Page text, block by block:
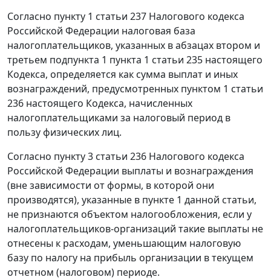
Согласно пункту 1 статьи 237 Налогового кодекса
Российской Федерации налоговая база
налогоплательщиков, указанных в абзацах втором и
третьем подпункта 1 пункта 1 статьи 235 настоящего
Кодекса, определяется как сумма выплат и иных
вознаграждений, предусмотренных пунктом 1 статьи
236 настоящего Кодекса, начисленных
налогоплательщиками за налоговый период в
пользу физических лиц.
Согласно пункту 3 статьи 236 Налогового кодекса
Российской Федерации выплаты и вознаграждения
(вне зависимости от формы, в которой они
производятся), указанные в пункте 1 данной статьи,
не признаются объектом налогообложения, если у
налогоплательщиков-организаций такие выплаты не
отнесены к расходам, уменьшающим налоговую
базу по налогу на прибыль организации в текущем
отчетном (налоговом) периоде.